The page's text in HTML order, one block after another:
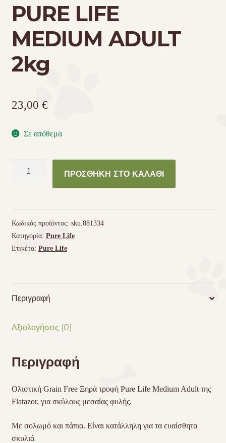
PURE LIFE
MEDIUM ADULT
2kg
23,00 €
Σε απόθεμα
ποσότητα
ΠΡΟΣΘΉΚΗ ΣΤΟ ΚΑΛΆΘΙ
Κωδικός προϊόντος: sku.881334
Κατηγορία: Pure Life
Ετικέτα: Pure Life
Περιγραφή
Αξιολογήσεις (0)
Περιγραφή
Ολιστική Grain Free Ξηρά τροφή Pure Life Medium Adult της
Flatazor, για σκύλους μεσαίας φυλής.
Με σολωμό και πάπια. Είναι κατάλληλη για τα ευαίσθητα
σκυλιά